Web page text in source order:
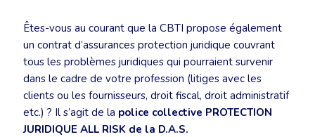
Êtes-vous au courant que la CBTI propose également
un contrat d’assurances protection juridique couvrant
tous les problèmes juridiques qui pourraient survenir
dans le cadre de votre profession (litiges avec les
clients ou les fournisseurs, droit fiscal, droit administratif
etc.) ? Il s’agit de la police collective PROTECTION
JURIDIQUE ALL RISK de la D.A.S.